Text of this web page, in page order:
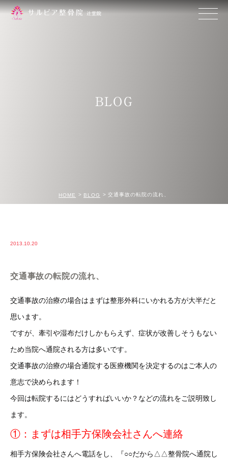
BLOG
HOME BLOG 交通事故の転院の流れ、
2013.10.20
交通事故の転院の流れ、
交通事故の治療の場合はまずは整形外科にいかれる方が大半だと
思います。
ですが、牽引や湿布だけしかもらえず、症状が改善しそうもない
ため当院へ通院される方は多いです。
交通事故の治療の場合通院する医療機関を決定するのはご本人の
意志で決められます！
今回は転院するにはどうすればいいか？などの流れをご説明致し
ます。
①：まずは相手方保険会社さんへ連絡
相手方保険会社さんへ電話をし、『○○だから△△整骨院へ通院し